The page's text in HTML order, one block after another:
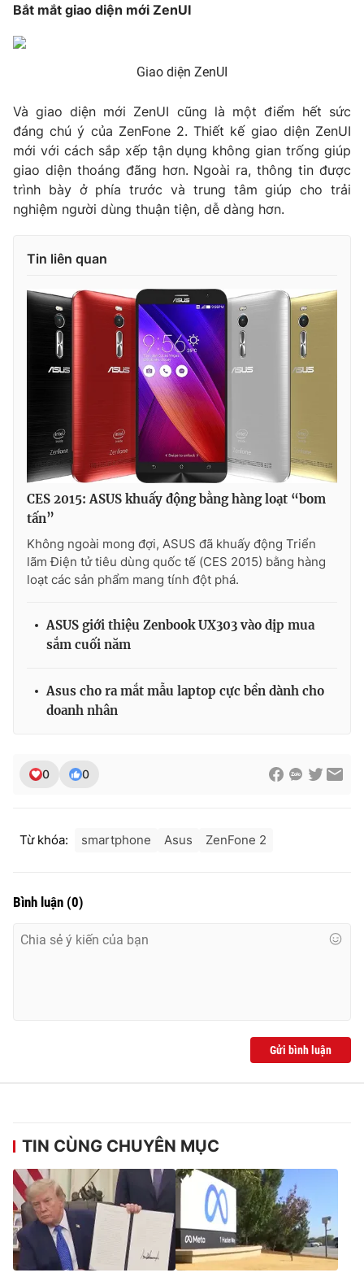
Bắt mắt giao diện mới ZenUI
Giao diện ZenUI
Và giao diện mới ZenUI cũng là một điểm hết sức
đáng chú ý của ZenFone 2. Thiết kế giao diện ZenUI
mới với cách sắp xếp tận dụng không gian trống giúp
giao diện thoáng đãng hơn. Ngoài ra, thông tin được
trình bày ở phía trước và trung tâm giúp cho trải
nghiệm người dùng thuận tiện, dễ dàng hơn.
Tin liên quan
CES 2015: ASUS khuấy động bằng hàng loạt “bom
tấn”
Không ngoài mong đợi, ASUS đã khuấy động Triển
lãm Điện tử tiêu dùng quốc tế (CES 2015) bằng hàng
loạt các sản phẩm mang tính đột phá.
ASUS giới thiệu Zenbook UX303 vào dịp mua
sắm cuối năm
Asus cho ra mắt mẫu laptop cực bền dành cho
doanh nhân
0 0
Từ khóa: smartphone Asus ZenFone 2
Bình luận (0)
Gửi bình luận
TIN CÙNG CHUYÊN MỤC